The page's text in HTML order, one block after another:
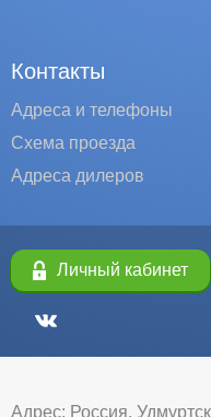
Контакты
Адреса и телефоны
Схема проезда
Адреса дилеров
Личный кабинет
Адрес: Россия,